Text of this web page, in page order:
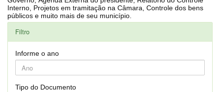
Interno, Projetos em tramitação na Câmara, Controle dos bens
públicos e muito mais de seu município.
Filtro
Informe o ano
Tipo do Documento